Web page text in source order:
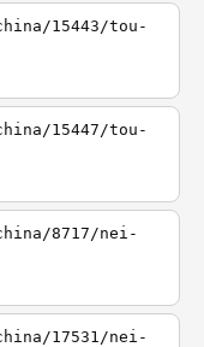
15443/tou-
15447/tou-
8717/nei-
17531/nei-